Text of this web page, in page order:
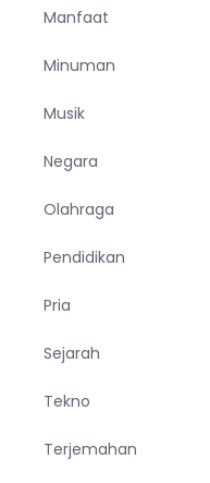
Manfaat
Minuman
Musik
Negara
Olahraga
Pendidikan
Pria
Sejarah
Tekno
Terjemahan